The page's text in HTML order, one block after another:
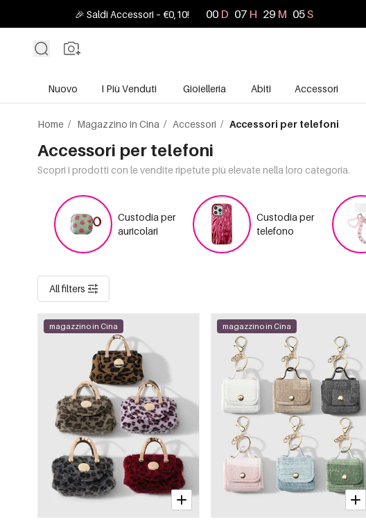
🎉 Saldi Accessori – €0,10! 00 D 07 H 29 M 03S
Nuovo I Più Venduti Gioielleria Abiti Accessori
Home / Magazzino in Cina / Accessori / Accessori per telefoni
Accessori per telefoni
Scopri i prodotti con le vendite ripetute più elevate nella loro categoria.
Custodia per
auricolari
Custodia per
telefono
All filters
magazzino in Cina magazzino in Cina